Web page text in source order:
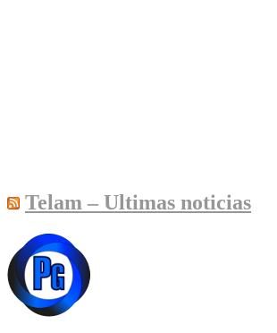
Telam – Ultimas noticias